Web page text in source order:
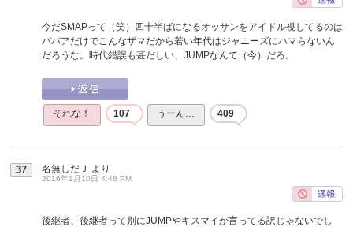
今だSMAPって（笑）四十半ばになるオッサンをアイドル視してるのは
ババアだけでこんなザマだから若い年代はジャニーズにハマらないん
だろうな。時代錯誤も甚だしい、JUMPなんて（今）だろ。
それな！ 107 うーん… 409
37 名無しだＪ より
2016年1月10日 4:48 PM
後継者、後継者って別にJUMPやキスマイが言ってる訳じゃないでし